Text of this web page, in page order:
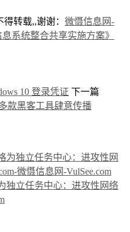
转载,,谢谢： 微慑信息网-
系统整合共享实施方案》
10 登录凭证 下一篇
款黑客工具肆意传播
独立任务中心：进攻性网络